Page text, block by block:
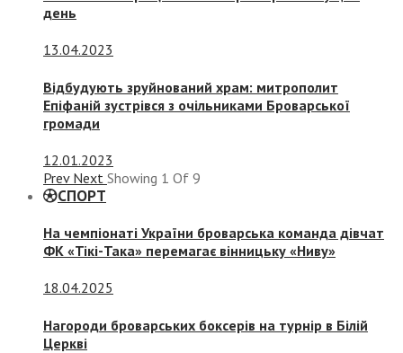
день
13.04.2023
Відбудують зруйнований храм: митрополит
Епіфаній зустрівся з очільниками Броварської
громади
12.01.2023
Prev Next Showing 1 Of 9
СПОРТ
На чемпіонаті України броварська команда дівчат
ФК «Тікі-Така» перемагає вінницьку «Ниву»
18.04.2025
Нагороди броварських боксерів на турнір в Білій
Церкві